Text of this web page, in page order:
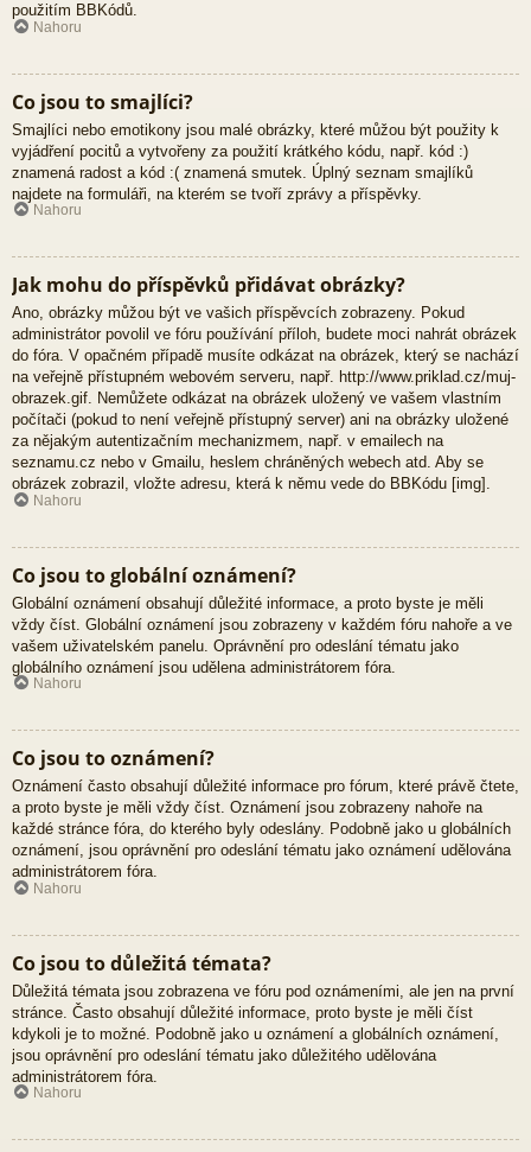
použitím BBKódů.
Nahoru
Co jsou to smajlíci?
Smajlíci nebo emotikony jsou malé obrázky, které můžou být použity k
vyjádření pocitů a vytvořeny za použití krátkého kódu, např. kód :)
znamená radost a kód :( znamená smutek. Úplný seznam smajlíků
najdete na formuláři, na kterém se tvoří zprávy a příspěvky.
Nahoru
Jak mohu do příspěvků přidávat obrázky?
Ano, obrázky můžou být ve vašich příspěvcích zobrazeny. Pokud
administrátor povolil ve fóru používání příloh, budete moci nahrát obrázek
do fóra. V opačném případě musíte odkázat na obrázek, který se nachází
na veřejně přístupném webovém serveru, např. http://www.priklad.cz/muj-
obrazek.gif. Nemůžete odkázat na obrázek uložený ve vašem vlastním
počítači (pokud to není veřejně přístupný server) ani na obrázky uložené
za nějakým autentizačním mechanizmem, např. v emailech na
seznamu.cz nebo v Gmailu, heslem chráněných webech atd. Aby se
obrázek zobrazil, vložte adresu, která k němu vede do BBKódu [img].
Nahoru
Co jsou to globální oznámení?
Globální oznámení obsahují důležité informace, a proto byste je měli
vždy číst. Globální oznámení jsou zobrazeny v každém fóru nahoře a ve
vašem uživatelském panelu. Oprávnění pro odeslání tématu jako
globálního oznámení jsou udělena administrátorem fóra.
Nahoru
Co jsou to oznámení?
Oznámení často obsahují důležité informace pro fórum, které právě čtete,
a proto byste je měli vždy číst. Oznámení jsou zobrazeny nahoře na
každé stránce fóra, do kterého byly odeslány. Podobně jako u globálních
oznámení, jsou oprávnění pro odeslání tématu jako oznámení udělována
administrátorem fóra.
Nahoru
Co jsou to důležitá témata?
Důležitá témata jsou zobrazena ve fóru pod oznámeními, ale jen na první
stránce. Často obsahují důležité informace, proto byste je měli číst
kdykoli je to možné. Podobně jako u oznámení a globálních oznámení,
jsou oprávnění pro odeslání tématu jako důležitého udělována
administrátorem fóra.
Nahoru